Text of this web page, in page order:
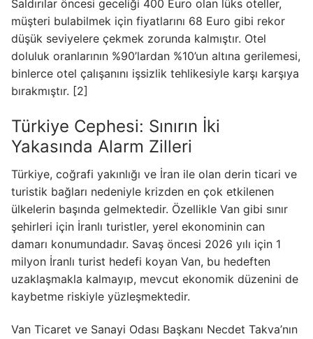
Saldırılar öncesi geceliği 400 Euro olan lüks oteller,
müşteri bulabilmek için fiyatlarını 68 Euro gibi rekor
düşük seviyelere çekmek zorunda kalmıştır. Otel
doluluk oranlarının %90’lardan %10’un altına gerilemesi,
binlerce otel çalışanını işsizlik tehlikesiyle karşı karşıya
bırakmıştır. [2]
Türkiye Cephesi: Sınırın İki
Yakasında Alarm Zilleri
Türkiye, coğrafi yakınlığı ve İran ile olan derin ticari ve
turistik bağları nedeniyle krizden en çok etkilenen
ülkelerin başında gelmektedir. Özellikle Van gibi sınır
şehirleri için İranlı turistler, yerel ekonominin can
damarı konumundadır. Savaş öncesi 2026 yılı için 1
milyon İranlı turist hedefi koyan Van, bu hedeften
uzaklaşmakla kalmayıp, mevcut ekonomik düzenini de
kaybetme riskiyle yüzleşmektedir.
Van Ticaret ve Sanayi Odası Başkanı Necdet Takva’nın